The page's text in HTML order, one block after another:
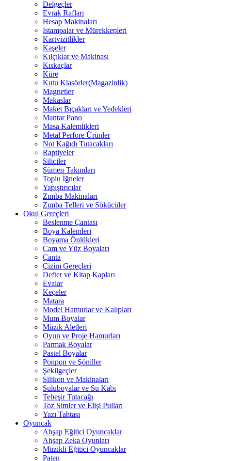
Delgeçler
Evrak Rafları
Hesap Makinaları
Istampalar ve Mürekkepleri
Kartvizitlikler
Kaşeler
Kılçıklar ve Makinası
Kıskaçlar
Küre
Kutu Klasörler(Magazinlik)
Magnetler
Makaslar
Maket Bıçakları ve Yedekleri
Mantar Pano
Masa Kalemlikleri
Metal Perfore Ürünler
Not Kağıdı Tutacakları
Raptiyeler
Siliciler
Sümen Takımları
Toplu İğneler
Yapıştırıcılar
Zımba Makinaları
Zımba Telleri ve Sökücüler
Okul Gereçleri
Beslenme Çantası
Boya Kalemleri
Boyama Önlükleri
Cam ve Yüz Boyaları
Çanta
Çizim Gereçleri
Defter ve Kitap Kapları
Evalar
Keçeler
Matara
Model Hamurlar ve Kalıpları
Mum Boyalar
Müzik Aletleri
Oyun ve Proje Hamurları
Parmak Boyalar
Pastel Boyalar
Ponpon ve Şöniller
Şekilgeçler
Silikon ve Makinaları
Suluboyalar ve Su Kabı
Tebeşir Tutacağı
Toz Simler ve Elişi Pulları
Yazı Tahtası
Oyuncak
Ahşap Eğitici Oyuncaklar
Ahşap Zeka Oyunları
Müzikli Eğitici Oyuncaklar
Paten